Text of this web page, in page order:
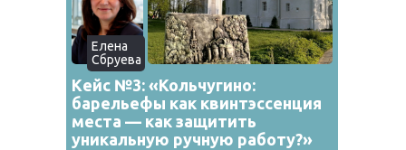
Кейс №3: «Кольчугино:
барельефы как квинтэссенция
места — как защитить
уникальную ручную работу?»
Елена
Сбруева